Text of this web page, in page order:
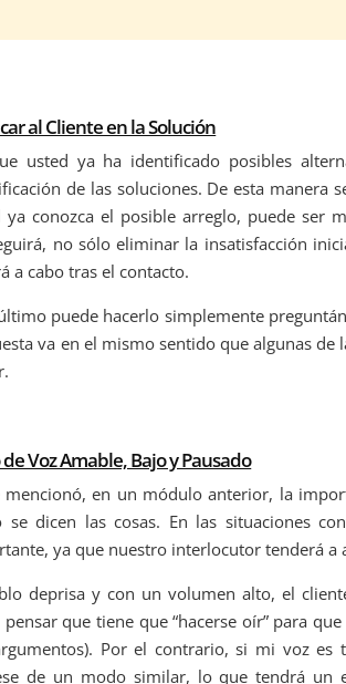
al Cliente en la Solución
usted ya ha identificado posibles
de las soluciones. De esta manera
ya conozca el posible arreglo, puede ser
no sólo eliminar la insatisfacción
a cabo tras el contacto.
puede hacerlo simplemente
va en el mismo sentido que algunas
Voz Amable, Bajo y Pausado
mencionó, en un módulo anterior, la
se dicen las cosas. En las situaciones
ya que nuestro interlocutor tenderá
deprisa y con un volumen alto, el
pensar que tiene que “hacerse oír” para
Por el contrario, si mi voz
de un modo similar, lo que tendrá un